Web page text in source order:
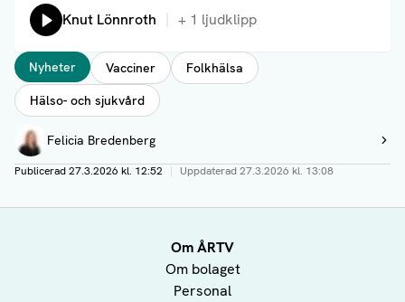
Lyssna på:
Knut Lönnroth + 1 ljudklipp
Taggar
Nyheter Vacciner
Folkhälsa
Hälso- och sjukvård
Författare
Felicia Bredenberg
Visa profil
Publicerad27.3.2026 kl. 12:52 | Uppdaterad27.3.2026 kl. 13:08
Om ÅRTV
Om bolaget
Personal